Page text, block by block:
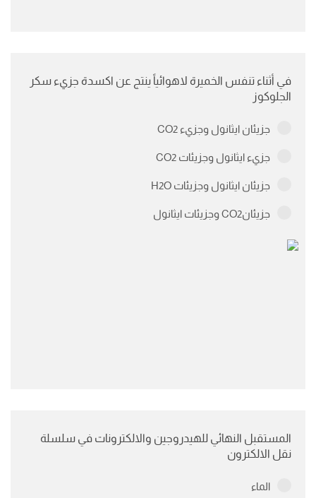
في أثناء تنفس الخميرة لاهوائياً ينتج عن اكسدة جزيء سكر
الجلوكوز
جزيئان ايثانول وجزيء CO2
جزيء ايثانول وجزيئات CO2
جزيئان ايثانول وجزيئات H2O
جزيئانCO2 وجزيئات ايثانول
المستقبل النهائي للهيدروجين والالكترونات في سلسلة
نقل الالكترون
الماء